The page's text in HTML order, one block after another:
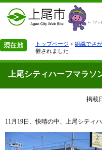
トップページ > 組織でさ
催されました
上尾シティハーフマラソ
掲載
11月19日、快晴の中、上尾シティ